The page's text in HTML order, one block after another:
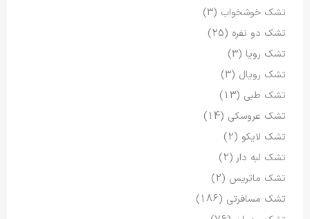
تشک خوشخواب (3)
تشک دو نفره (25)
تشک رویا (3)
تشک رویال (3)
تشک طبی (13)
تشک عروسکی (14)
تشک لایکو (2)
تشک لبه دار (2)
تشک ماتریس (2)
تشک مسافرتی (186)